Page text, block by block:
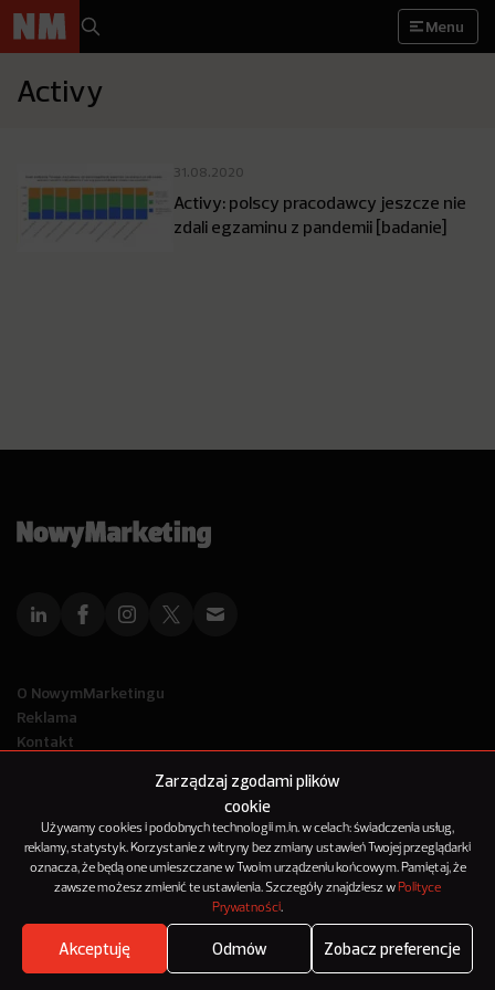
Zarządzaj zgodami plików
cookie
Używamy cookies i podobnych technologii m.in. w celach: świadczenia usług,
reklamy, statystyk. Korzystanie z witryny bez zmiany ustawień Twojej przeglądarki
oznacza, że będą one umieszczane w Twoim urządzeniu końcowym. Pamiętaj, że
zawsze możesz zmienić te ustawienia. Szczegóły znajdziesz w Polityce
Prywatności.
Akceptuję Odmów Zobacz preferencje
Menu
Activy
31.08.2020
Activy: polscy pracodawcy jeszcze nie
zdali egzaminu z pandemii [badanie]
Where's the beef?
O NowymMarketingu
Reklama
Kontakt
© 2012-2025
NowyMarketing jest marką 143Media Sp. z o.o.